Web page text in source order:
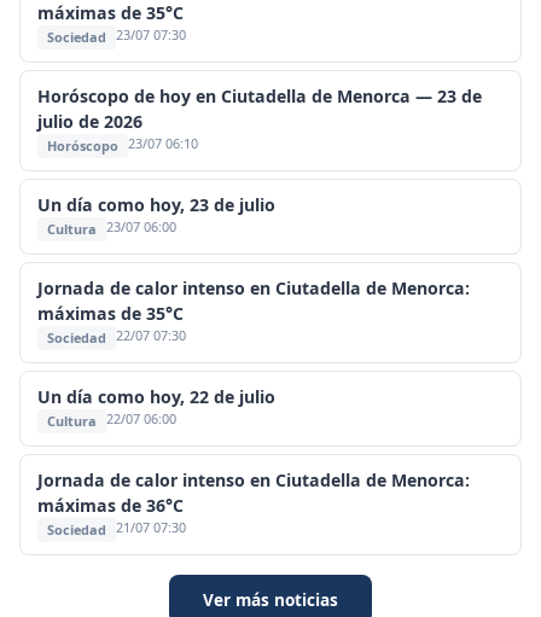
máximas de 35°C
Sociedad 23/07 07:30
Horóscopo de hoy en Ciutadella de Menorca — 23 de
julio de 2026
Horóscopo 23/07 06:10
Un día como hoy, 23 de julio
Cultura 23/07 06:00
Jornada de calor intenso en Ciutadella de Menorca:
máximas de 35°C
Sociedad 22/07 07:30
Un día como hoy, 22 de julio
Cultura 22/07 06:00
Jornada de calor intenso en Ciutadella de Menorca:
máximas de 36°C
Sociedad 21/07 07:30
Ver más noticias